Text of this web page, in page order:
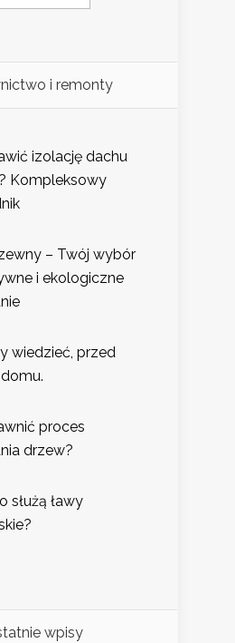
i remonty
izolację dachu
Kompleksowy
– Twój wybór
i ekologiczne
wiedzieć, przed
proces
drzew?
służą ławy
wpisy